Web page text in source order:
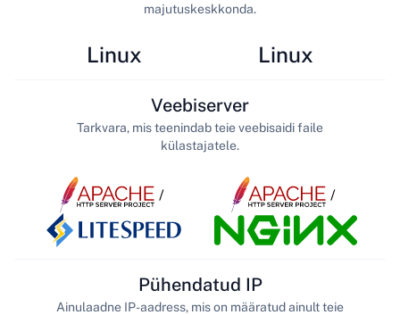
Linux
majutuskeskkonda.
Linux
/
Veebiserver
Tarkvara, mis teenindab teie veebisaidi faile
külastajatele.
/
Pühendatud IP
Ainulaadne IP-aadress, mis on määratud ainult teie